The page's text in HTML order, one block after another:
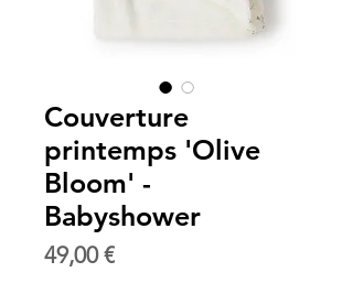
Couverture
printemps 'Olive
Bloom' -
Babyshower
49,00 €Prix